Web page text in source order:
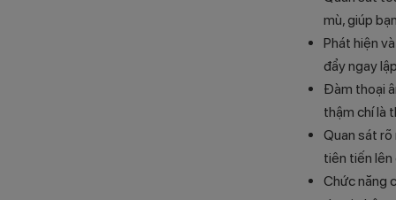
mù, giúp
Phát hiện
đẩy ngay
Đàm thoại
thậm chí là
Quan sát rõ
tiên tiến lên
Chức năng